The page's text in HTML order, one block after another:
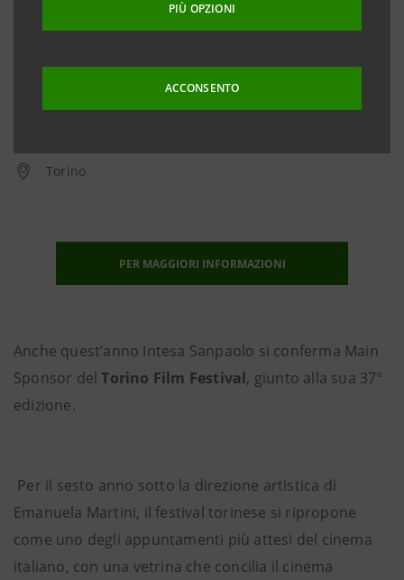
PIÙ OPZIONI
ACCONSENTO
Torino
PER MAGGIORI INFORMAZIONI
Anche quest’anno Intesa Sanpaolo si conferma Main
Sponsor delTorino Film Festival, giunto alla sua 37°
edizione.
Per il sesto anno sotto la direzione artistica di
Emanuela Martini, il festival torinese si ripropone
come uno degli appuntamenti più attesi del cinema
italiano, con una vetrina che concilia il cinema